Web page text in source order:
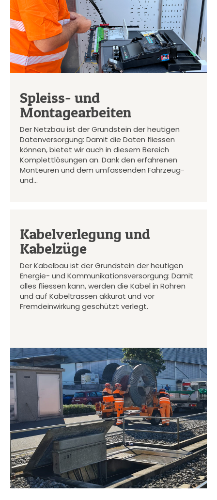
Spleiss- und
Montagearbeiten
Der Netzbau ist der Grundstein der heutigen
Datenversorgung: Damit die Daten fliessen
können, bietet wir auch in diesem Bereich
Komplettlösungen an. Dank den erfahrenen
Monteuren und dem umfassenden Fahrzeug-
und…
Kabelverlegung und
Kabelzüge
Der Kabelbau ist der Grundstein der heutigen
Energie- und Kommunikationsversorgung: Damit
alles fliessen kann, werden die Kabel in Rohren
und auf Kabeltrassen akkurat und vor
Fremdeinwirkung geschützt verlegt.